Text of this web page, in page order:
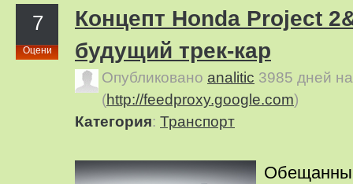
7
Оцени
Концепт Honda Project
будущий трек-кар
Опубликовано analitic 3985 дней
(http://feedproxy.google.com)
Категория: Транспорт